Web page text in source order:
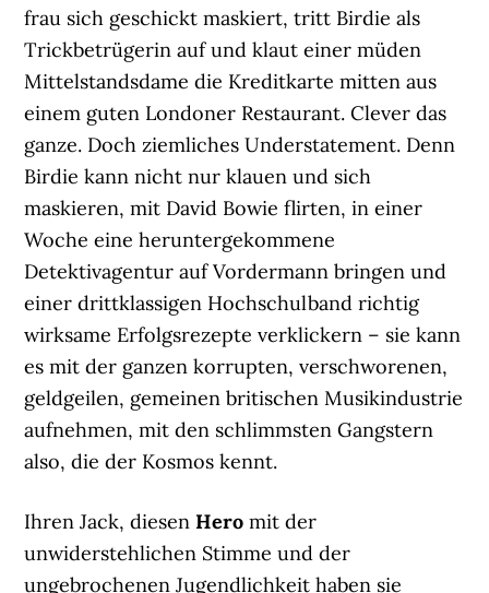
frau sich geschickt maskiert, tritt Birdie als
Trickbetrügerin auf und klaut einer müden
Mittelstandsdame die Kreditkarte mitten aus
einem guten Londoner Restaurant. Clever das
ganze. Doch ziemliches Understatement. Denn
Birdie kann nicht nur klauen und sich
maskieren, mit David Bowie flirten, in einer
Woche eine heruntergekommene
Detektivagentur auf Vordermann bringen und
einer drittklassigen Hochschulband richtig
wirksame Erfolgsrezepte verklickern – sie kann
es mit der ganzen korrupten, verschworenen,
geldgeilen, gemeinen britischen Musikindustrie
aufnehmen, mit den schlimmsten Gangstern
also, die der Kosmos kennt.
Ihren Jack, diesenHero mit der
unwiderstehlichen Stimme und der
ungebrochenen Jugendlichkeit haben sie